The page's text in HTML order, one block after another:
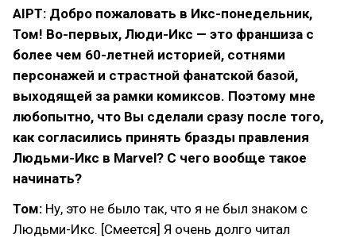
AIPT: Добро пожаловать в Икс-понедельник,
Том! Во-первых, Люди-Икс — это франшиза с
более чем 60-летней историей, сотнями
персонажей и страстной фанатской базой,
выходящей за рамки комиксов. Поэтому мне
любопытно, что Вы сделали сразу после того,
как согласились принять бразды правления
Людьми-Икс в Marvel? С чего вообще такое
начинать?
Том: Ну, это не было так, что я не был знаком с
Людьми-Икс. [Смеется] Я очень долго читал